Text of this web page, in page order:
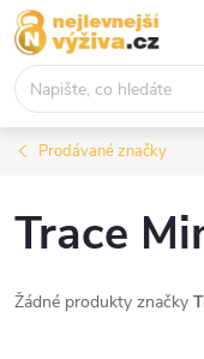
Přejít
na
obsah
Prodávané značky
Trace
Žádné produkty značky